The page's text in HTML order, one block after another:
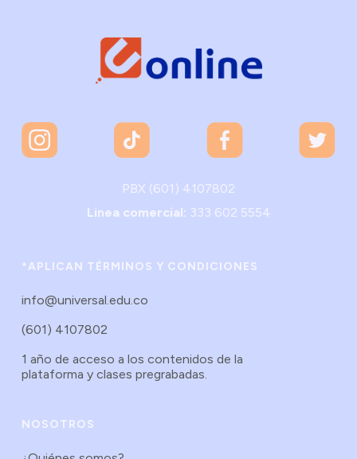
PBX (601) 4107802
Linea comercial: 333 602 5554
*APLICAN TÉRMINOS Y CONDICIONES
info@universal.edu.co
(601) 4107802
1 año de acceso a los contenidos de la
plataforma y clases pregrabadas.
NOSOTROS